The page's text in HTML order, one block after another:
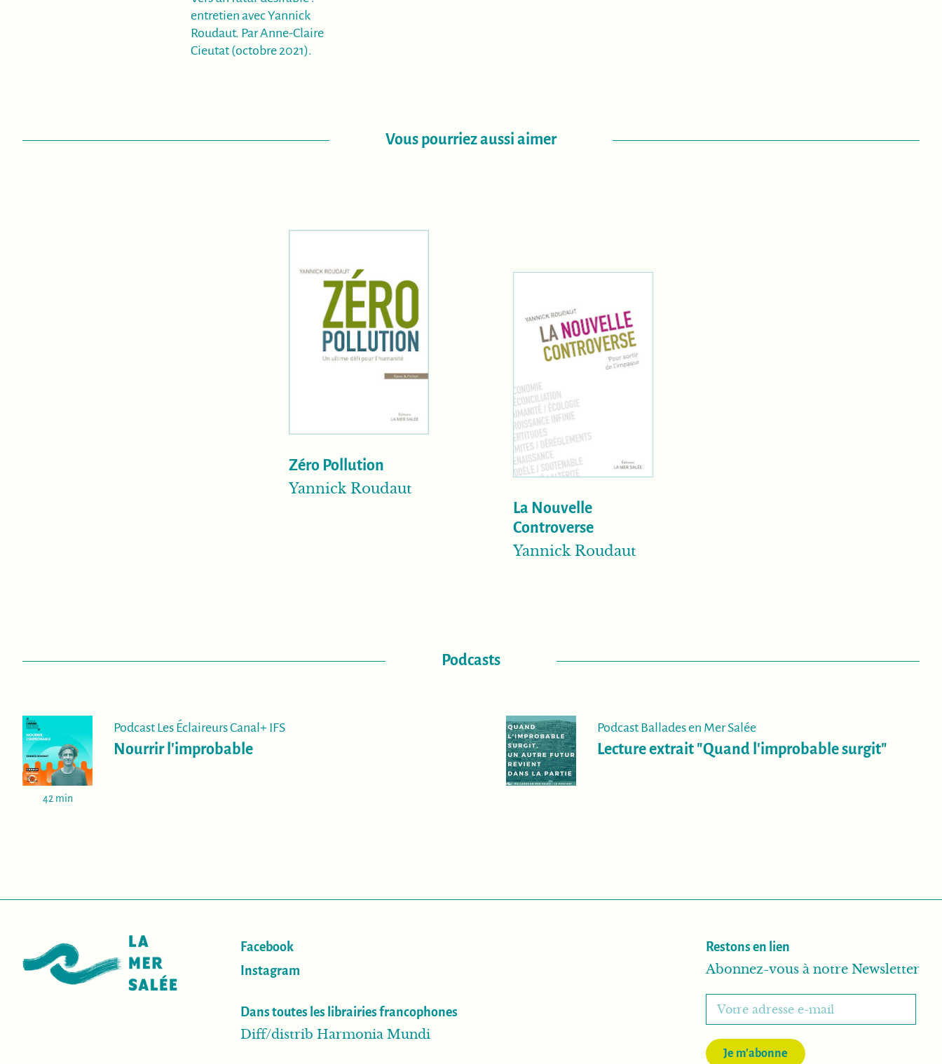
entretien avec Yannick
Roudaut. Par Anne-Claire
Cieutat (octobre 2021).
Vous pourriez aussi aimer
Zéro Pollution
Yannick Roudaut
La Nouvelle
Controverse
Yannick Roudaut
Podcasts
42 min
Podcast Les Éclaireurs Canal+ IFS
Nourrir l'improbable
Podcast Ballades en Mer Salée
Lecture extrait "Quand l'improbable surgit"
Facebook
Instagram
Dans toutes les librairies francophones
Diff/distrib Harmonia Mundi
Restons en lien
Abonnez-vous à notre Newsletter
Je m'abonne